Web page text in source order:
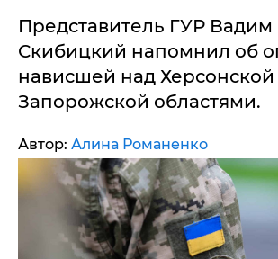
Представитель ГУР Вадим
Скибицкий напомнил об
нависшей над Херсонской
Запорожской областями.
Автор: Алина Романенко